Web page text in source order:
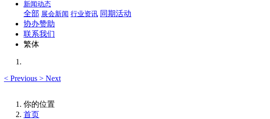
新闻动态
全部 展会新闻 行业资讯 同期活动
协办赞助
联系我们
繁体
< Previous > Next
你的位置
首页